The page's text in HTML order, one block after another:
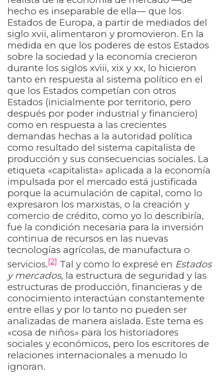
hecho es inseparable de ella— que los
Estados de Europa, a partir de mediados del
siglo xvii, alimentaron y promovieron. En la
medida en que los poderes de estos Estados
sobre la sociedad y la economía crecieron
durante los siglos xviii, xix y xx, lo hicieron
tanto en respuesta al sistema político en el
que los Estados competían con otros
Estados (inicialmente por territorio, pero
después por poder industrial y financiero)
como en respuesta a las crecientes
demandas hechas a la autoridad política
como resultado del sistema capitalista de
producción y sus consecuencias sociales. La
etiqueta «capitalista» aplicada a la economía
impulsada por el mercado está justificada
porque la acumulación de capital, como lo
expresaron los marxistas, o la creación y
comercio de crédito, como yo lo describiría,
fue la condición necesaria para la inversión
continua de recursos en las nuevas
tecnologías agrícolas, de manufactura o
servicios.[2] Tal y como lo expresé en Estados
y mercados, la estructura de seguridad y las
estructuras de producción, financieras y de
conocimiento interactúan constantemente
entre ellas y por lo tanto no pueden ser
analizadas de manera aislada. Este tema es
«cosa de niños» para los historiadores
sociales y económicos, pero los escritores de
relaciones internacionales a menudo lo
ignoran.